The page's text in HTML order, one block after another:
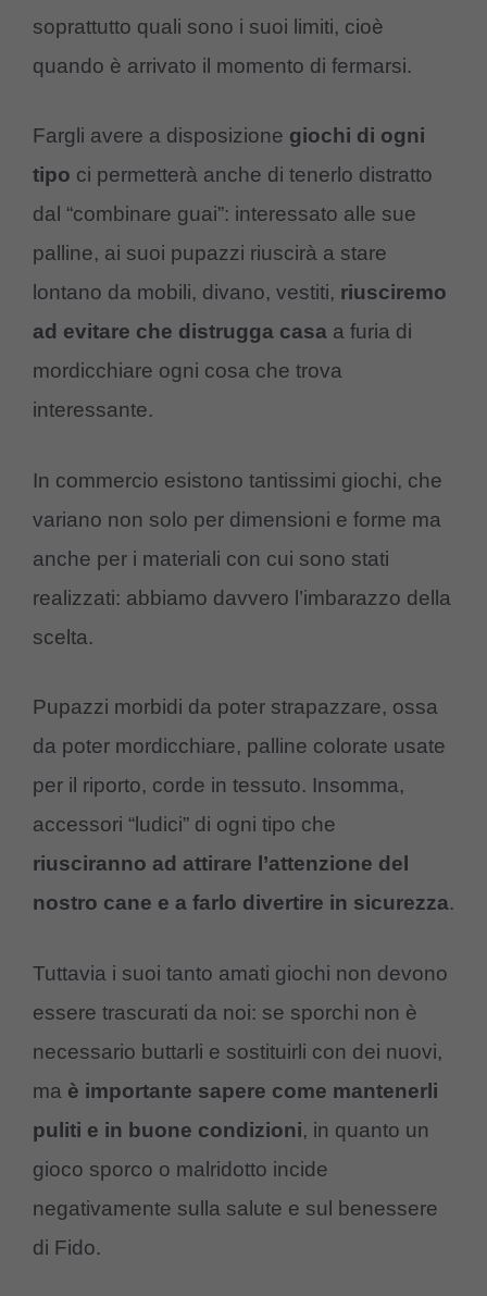
soprattutto quali sono i suoi limiti, cioè
quando è arrivato il momento di fermarsi.
Fargli avere a disposizione giochi di ogni
tipo ci permetterà anche di tenerlo distratto
dal “combinare guai”: interessato alle sue
palline, ai suoi pupazzi riuscirà a stare
lontano da mobili, divano, vestiti, riusciremo
ad evitare che distrugga casa a furia di
mordicchiare ogni cosa che trova
interessante.
In commercio esistono tantissimi giochi, che
variano non solo per dimensioni e forme ma
anche per i materiali con cui sono stati
realizzati: abbiamo davvero l’imbarazzo della
scelta.
Pupazzi morbidi da poter strapazzare, ossa
da poter mordicchiare, palline colorate usate
per il riporto, corde in tessuto. Insomma,
accessori “ludici” di ogni tipo che
riusciranno ad attirare l’attenzione del
nostro cane e a farlo divertire in sicurezza.
Tuttavia i suoi tanto amati giochi non devono
essere trascurati da noi: se sporchi non è
necessario buttarli e sostituirli con dei nuovi,
ma è importante sapere come mantenerli
puliti e in buone condizioni, in quanto un
gioco sporco o malridotto incide
negativamente sulla salute e sul benessere
di Fido.